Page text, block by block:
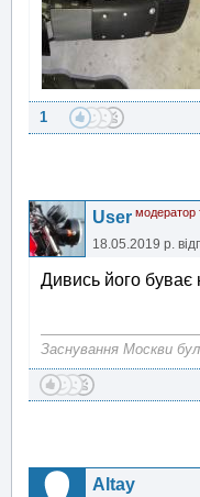
1
User модератор
18.05.2019 р.
Дивись його буває
Заснування Москви
Altay